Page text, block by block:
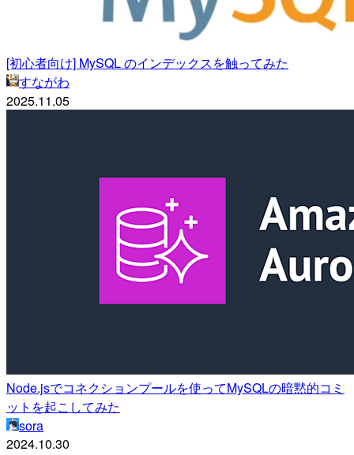
[初心者向け] MySQL のインデックスを触ってみた
すながわ
2025.11.05
Node.jsでコネクションプールを使ってMySQLの暗黙的コミ
ットを起こしてみた
sora
2024.10.30